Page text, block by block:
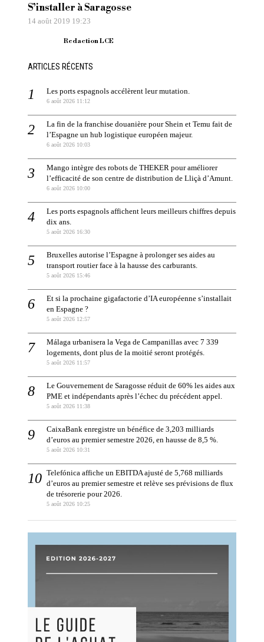
S’installer à Saragosse
14 août 2019 19:23
Redaction LCE
ARTICLES RÉCENTS
Les ports espagnols accélèrent leur mutation.
6 août 2026 11:12
La fin de la franchise douanière pour Shein et Temu fait de
l’Espagne un hub logistique européen majeur.
6 août 2026 10:03
Mango intègre des robots de THEKER pour améliorer
l’efficacité de son centre de distribution de Lliçà d’Amunt.
6 août 2026 10:00
Les ports espagnols affichent leurs meilleurs chiffres depuis
dix ans.
5 août 2026 16:30
Bruxelles autorise l’Espagne à prolonger ses aides au
transport routier face à la hausse des carburants.
5 août 2026 15:46
Et si la prochaine gigafactorie d’IA européenne s’installait
en Espagne ?
5 août 2026 12:57
Málaga urbanisera la Vega de Campanillas avec 7 339
logements, dont plus de la moitié seront protégés.
5 août 2026 11:57
Le Gouvernement de Saragosse réduit de 60% les aides aux
PME et indépendants après l’échec du précédent appel.
5 août 2026 11:38
CaixaBank enregistre un bénéfice de 3,203 milliards
d’euros au premier semestre 2026, en hausse de 8,5 %.
5 août 2026 10:31
Telefónica affiche un EBITDA ajusté de 5,768 milliards
d’euros au premier semestre et relève ses prévisions de flux
de trésorerie pour 2026.
5 août 2026 10:25